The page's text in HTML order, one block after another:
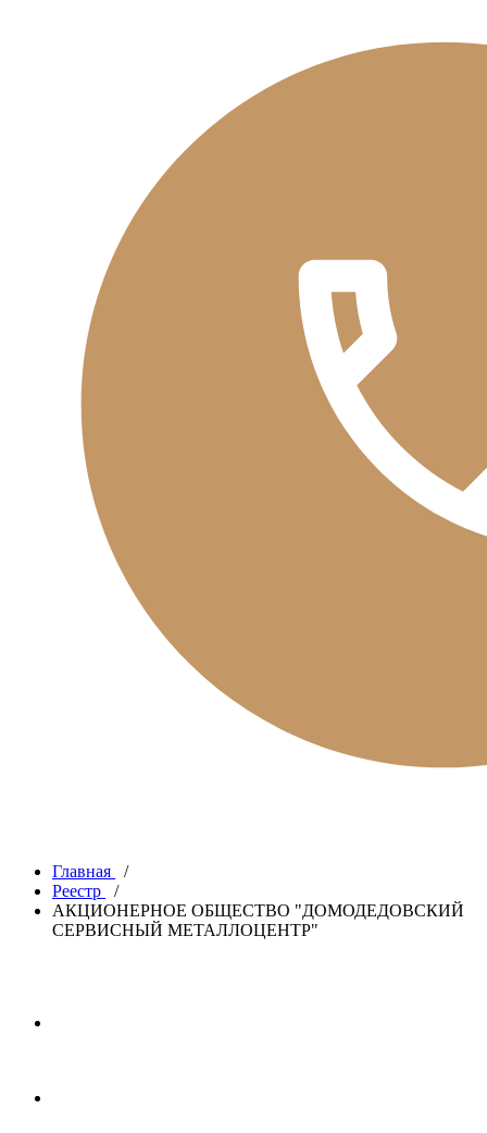
Главная
/
Реестр
/
АКЦИОНЕРНОЕ ОБЩЕСТВО "ДОМОДЕДОВСКИЙ
СЕРВИСНЫЙ МЕТАЛЛОЦЕНТР"